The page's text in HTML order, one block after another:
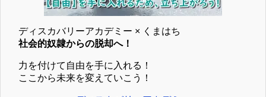
ディスカバリーアカデミー × くまはち
社会的奴隷からの脱却へ！
力を付けて自由を手に入れる！
ここから未来を変えていこう！